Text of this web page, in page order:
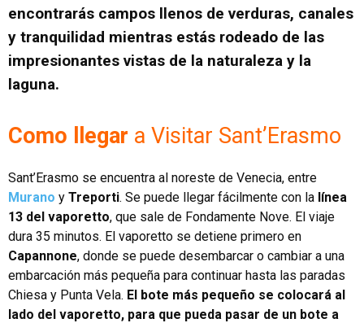
encontrarás campos llenos de verduras, canales
y tranquilidad mientras estás rodeado de las
impresionantes vistas de la naturaleza y la
laguna.
Como llegar a Visitar Sant’Erasmo
Sant’Erasmo se encuentra al noreste de Venecia, entre
Murano y Treporti. Se puede llegar fácilmente con la línea
13 del vaporetto, que sale de Fondamente Nove. El viaje
dura 35 minutos. El vaporetto se detiene primero en
Capannone, donde se puede desembarcar o cambiar a una
embarcación más pequeña para continuar hasta las paradas
Chiesa y Punta Vela. El bote más pequeño se colocará al
lado del vaporetto, para que pueda pasar de un bote a